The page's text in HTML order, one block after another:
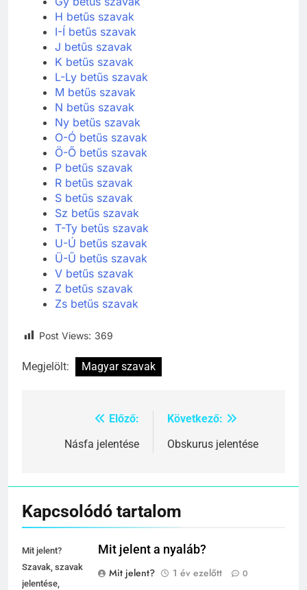
H betűs szavak
I-Í betűs szavak
J betűs szavak
K betűs szavak
L-Ly betűs szavak
M betűs szavak
N betűs szavak
Ny betűs szavak
O-Ó betűs szavak
Ö-Ő betűs szavak
P betűs szavak
R betűs szavak
S betűs szavak
Sz betűs szavak
T-Ty betűs szavak
U-Ú betűs szavak
Ü-Ű betűs szavak
V betűs szavak
Z betűs szavak
Zs betűs szavak
Post Views: 369
Megjelölt: Magyar szavak
Bejegyzés
navigáció
Előző:
Násfa jelentése
Következő:
Obskurus jelentése
Kapcsolódó tartalom
Mit jelent?
Szavak, szavak
jelentése,
Mit jelent a nyaláb?
Mit jelent?
1 év ezelőtt 0